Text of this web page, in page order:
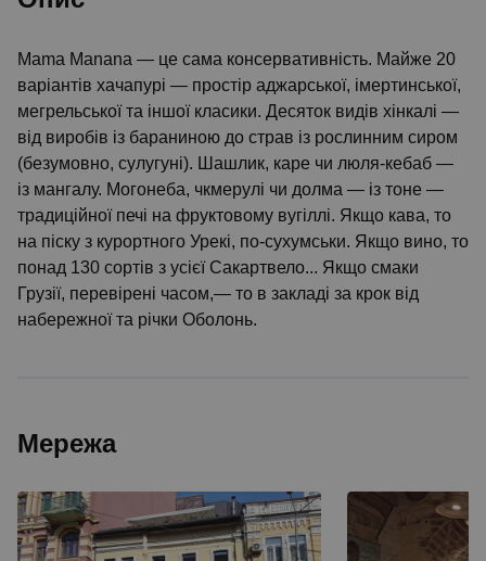
Mama Manana — це сама консервативність. Майже 20
варіантів хачапурі — простір аджарської, імертинської,
мегрельської та іншої класики. Десяток видів хінкалі —
від виробів із бараниною до страв із рослинним сиром
(безумовно, сулугуні). Шашлик, каре чи люля-кебаб —
із мангалу. Могонеба, чкмерулі чи долма — із тоне —
традиційної печі на фруктовому вугіллі. Якщо кава, то
на піску з курортного Урекі, по-сухумськи. Якщо вино, то
понад 130 сортів з усієї Сакартвело... Якщо смаки
Грузії, перевірені часом,— то в закладі за крок від
набережної та річки Оболонь.
Мережа